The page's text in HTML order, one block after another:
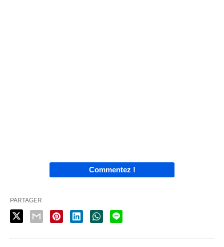
Commentez !
PARTAGER